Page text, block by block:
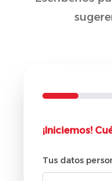
¡Iniciemos!
Tus datos
Nombre